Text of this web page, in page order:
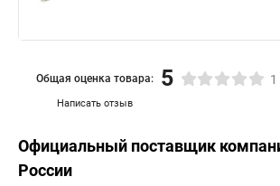
Написать отзыв
Общая оценка товара: 5 1
Официальный поставщик
России